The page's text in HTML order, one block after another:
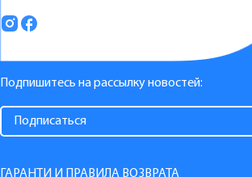
Подпишитесь на рассылку новостей:
ГАРАНТИ И ПРАВИЛА ВОЗВРАТА